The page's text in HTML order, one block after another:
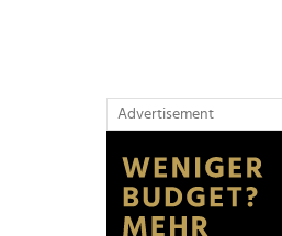
Advertisement